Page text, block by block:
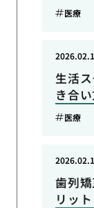
医療
生活
き合
医療
歯列
リット